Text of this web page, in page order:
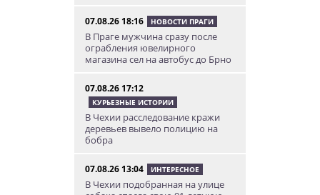
07.08.26 18:16 НОВОСТИ ПРАГИ
В Праге мужчина сразу после
ограбления ювелирного
магазина сел на автобус до Брно
07.08.26 17:12
КУРЬЕЗНЫЕ ИСТОРИИ
В Чехии расследование кражи
деревьев вывело полицию на
бобра
07.08.26 13:04 ИНТЕРЕСНОЕ
В Чехии подобранная на улице